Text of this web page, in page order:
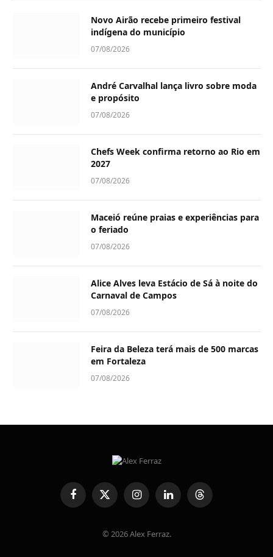
Novo Airão recebe primeiro festival
indígena do município
07/08/2026
André Carvalhal lança livro sobre moda
e propósito
07/08/2026
Chefs Week confirma retorno ao Rio em
2027
07/08/2026
Maceió reúne praias e experiências para
o feriado
07/08/2026
Alice Alves leva Estácio de Sá à noite do
Carnaval de Campos
07/08/2026
Feira da Beleza terá mais de 500 marcas
em Fortaleza
07/08/2026
FacebookX
(Twitter)
InstagramLinkedInThreads
© 2026 Alex Ferraz.